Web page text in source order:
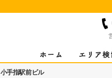
小手指駅前ビル